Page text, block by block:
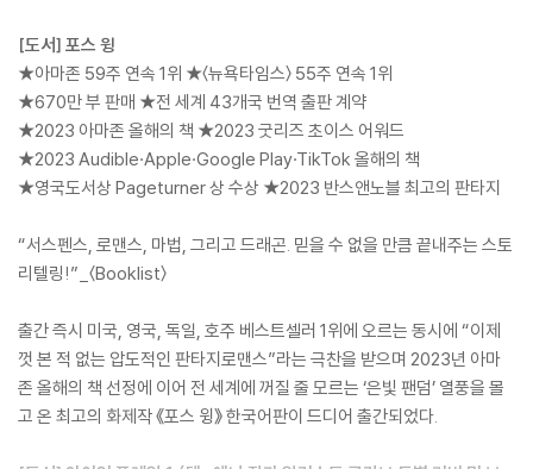
[도서] 포스 윙
★아마존 59주 연속 1위 ★〈뉴욕타임스〉 55주 연속 1위
★670만 부 판매 ★전 세계 43개국 번역 출판 계약
★2023 아마존 올해의 책 ★2023 굿리즈 초이스 어워드
★2023 Audible·Apple·Google Play·TikTok 올해의 책
★영국도서상 Pageturner 상 수상 ★2023 반스앤노블 최고의 판타지
“서스펜스, 로맨스, 마법, 그리고 드래곤. 믿을 수 없을 만큼 끝내주는 스토
리텔링!”_〈Booklist〉
출간 즉시 미국, 영국, 독일, 호주 베스트셀러 1위에 오르는 동시에 “이제
껏 본 적 없는 압도적인 판타지로맨스”라는 극찬을 받으며 2023년 아마
존 올해의 책 선정에 이어 전 세계에 꺼질 줄 모르는 ‘은빛 팬덤’ 열풍을 몰
고 온 최고의 화제작 《포스 윙》 한국어판이 드디어 출간되었다.